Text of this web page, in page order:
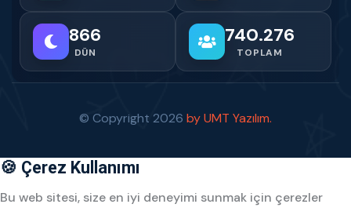
866
DÜN
740.276
TOPLAM
© Copyright 2026 by UMT Yazılım.
🍪 Çerez Kullanımı
Bu web sitesi, size en iyi deneyimi sunmak için çerezler